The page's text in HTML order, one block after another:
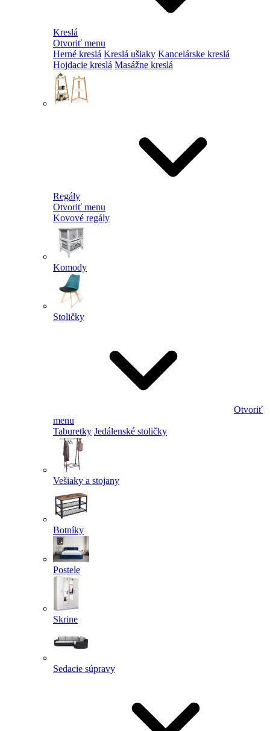
Kreslá
Otvoriť menu
Herné kreslá Kreslá ušiaky Kancelárske kreslá
Hojdacie kreslá Masážne kreslá
Regály
Otvoriť menu
Kovové regály
Komody
Stoličky
Otvoriť
menu
Taburetky Jedálenské stoličky
Vešiaky a stojany
Botníky
Postele
Skrine
Sedacie súpravy